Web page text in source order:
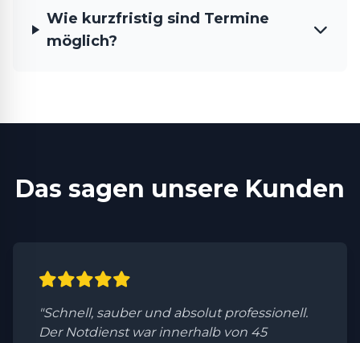
Wie kurzfristig sind Termine
möglich?
Das sagen unsere Kunden
"Schnell, sauber und absolut professionell.
Der Notdienst war innerhalb von 45